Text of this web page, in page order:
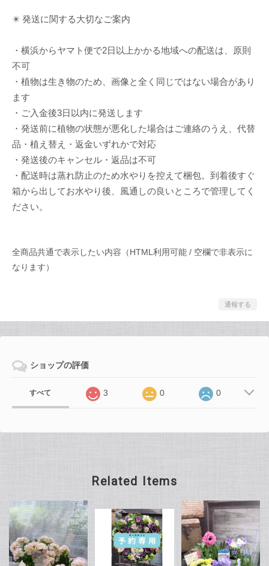
✴️ 発送に関する大切なご案内
・横浜からヤマト便で2日以上かかる地域への配送は、原則
不可
・植物は生き物のため、画像と全く同じではない場合があり
ます
・ご入金後3日以内に発送します
・発送前に植物の状態が悪化した場合はご連絡のうえ、代替
品・植え替え・返金いずれかで対応
・発送後のキャンセル・返品は不可
・配送時は蒸れ防止のため水やりを控えて梱包。到着後すぐ
箱から出してお水やり後、風通しの良いところで管理してく
ださい。
全商品共通で表示したい内容（HTML利用可能 / 空欄で非表示に
なります）
通報する
ショップの評価
すべて 3 0 0
Related Items